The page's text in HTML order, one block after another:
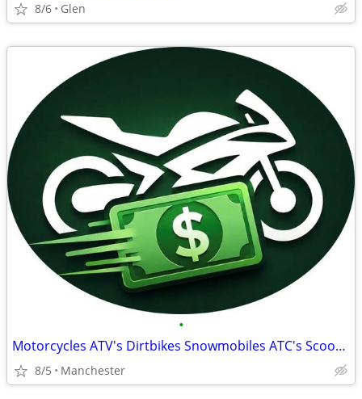
8/6 Glen
•
Motorcycles ATV's Dirtbikes Snowmobiles ATC's Scooters
8/5 Manchester